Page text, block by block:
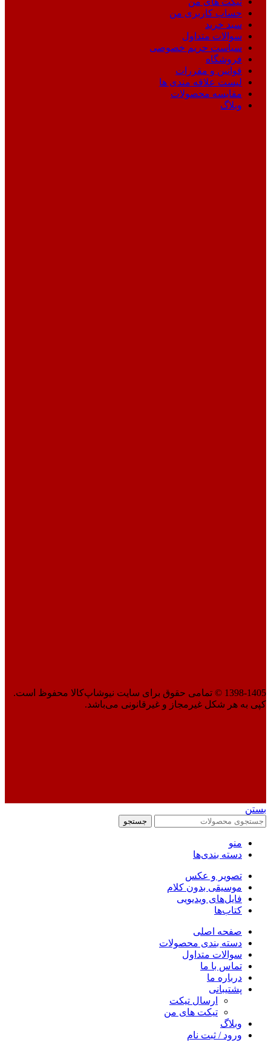
حساب کاربری من
سبد خرید
سوالات متداول
سیاست حریم خصوصی
فروشگاه
قوانین و مقررات
لیست علاقه مندی ها
مقایسه محصولات
وبلاگ
1398-1405 © تمامی حقوق برای سایت نیوشاپ‌کالا محفوظ است.
کپی به هر شکل غیرمجاز و غیرقانونی می‌باشد.
بستن
جستجو
منو
دسته بندی‌ها
تصویر و عکس
موسیقی بدون کلام
فایل‌های ویدیویی
کتاب‌ها
صفحه اصلی
دسته بندی محصولات
سوالات متداول
تماس با ما
درباره ما
پشتیبانی
ارسال تیکت
تیکت های من
وبلاگ
ورود / ثبت نام